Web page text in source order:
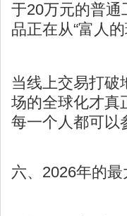
于20万元的普
品正在从“富人
当线上交易打破
场的全球化才
每一个人都可以
六、2026年的